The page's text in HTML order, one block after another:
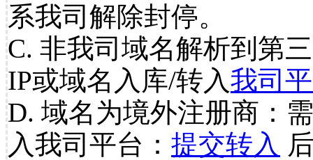
系我司解除封停。
C. 非我司域名解析到第
IP或域名入库/转入我司
D. 域名为境外注册商：
入我司平台： 提交转入